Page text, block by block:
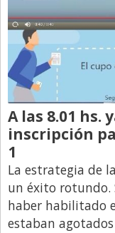
A las 8.01 hs.
inscripción
1
La estrategia de
un éxito rotundo.
haber habilitado
estaban